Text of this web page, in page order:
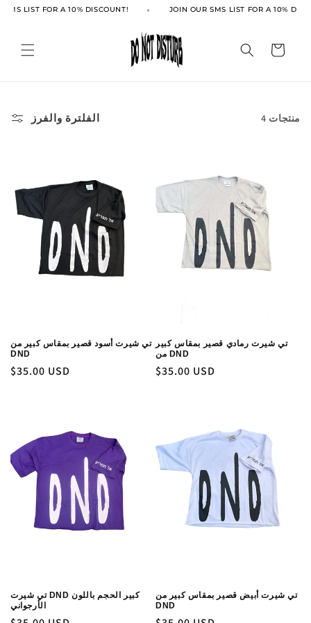
إلى
LIST FOR A 10% DISCOUNT! JOIN OUR SMS LIST FOR A 10%
العربة
الفلترة والفرز 4 منتجات
تي شيرت أسود قصير بمقاس كبير من
DND
السعر
$35.00 USD
تي شيرت رمادي قصير بمقاس كبير
من DND
السعر
$35.00 USD
تي شيرت DND كبير الحجم باللون
الأرجواني
تي شيرت أبيض قصير بمقاس كبير من
DND